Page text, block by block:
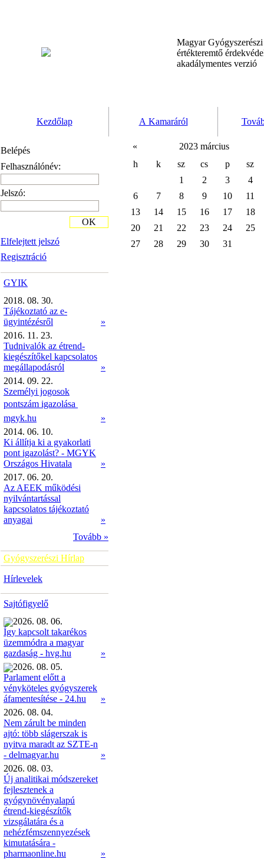
Magyar
értékteremtő
akadálymentes verzió
Kezdőlap A Kamaráról
Belépés
Felhasználónév:
Jelszó:
Elfelejtett jelszó
Regisztráció
OK
GYIK
2018. 08. 30.
Tájékoztató az e-
ügyintézésről
»
2016. 11. 23.
Tudnivalók az étrend-
kiegészítőkel kapcsolatos
megállapodásról
»
2014. 09. 22.
Személyi jogosok
pontszám igazolása 
mgyk.hu
»
2014. 06. 10.
Ki állítja ki a gyakorlati
pont igazolást? - MGYK
Országos Hivatala
»
2017. 06. 20.
Az AEEK működési
nyilvántartással
kapcsolatos tájékoztató
anyagai
»
Tovább »
Gyógyszerészi Hírlap
Hírlevelek
Sajtófigyelő
2026. 08. 06.
Így kapcsolt takarékos
üzemmódra a magyar
gazdaság - hvg.hu
»
2026. 08. 05.
Parlament előtt a
vényköteles gyógyszerek
áfamentesítése - 24.hu
»
2026. 08. 04.
Nem zárult be minden
ajtó: több slágerszak is
nyitva maradt az SZTE-n
- delmagyar.hu
»
2026. 08. 03.
Új analitikai módszereket
fejlesztenek a
gyógynövényalapú
étrend-kiegészítők
vizsgálatára és a
nehézfémszennyezések
kimutatására -
pharmaonline.hu
»
«
2023 március
h
k sz cs p
sz
1
2 3
4
6
7 8 9 10
11
13
14 15 16 17
18
20
21 22 23 24
25
27
28 29 30 31